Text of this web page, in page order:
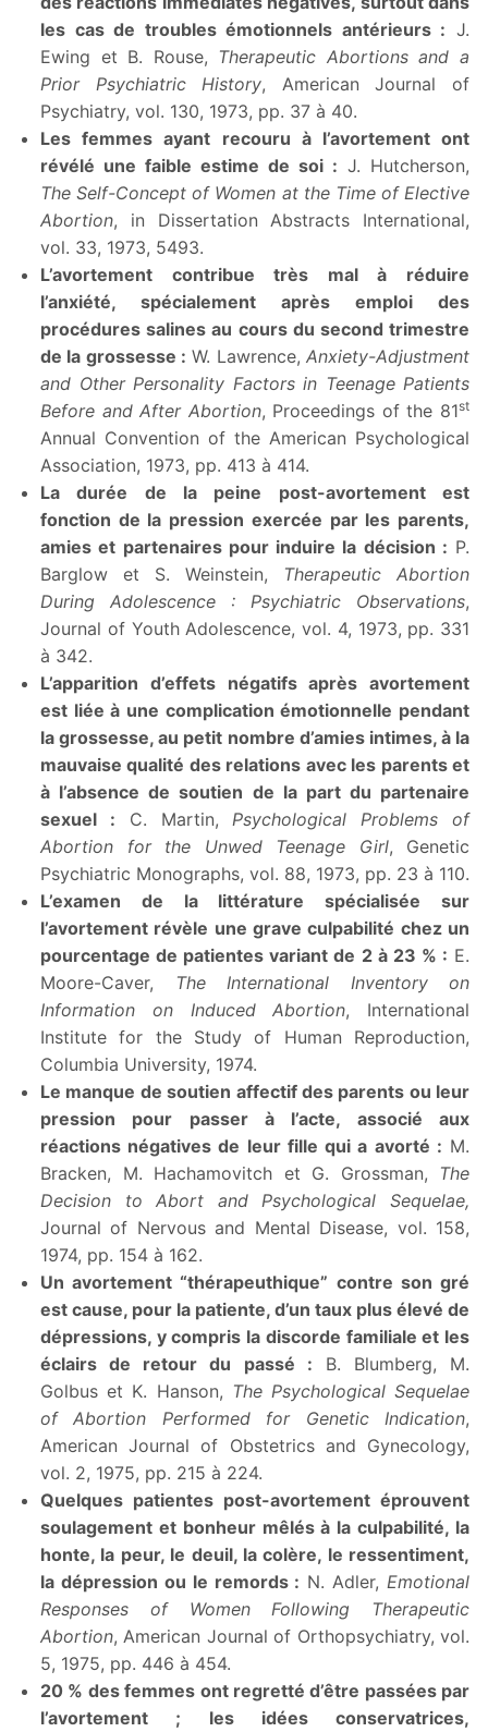
les cas de troubles émotionnels antérieurs : J.
Ewing et B. Rouse, Therapeutic Abortions and a
Prior Psychiatric History, American Journal of
Psychiatry, vol. 130, 1973, pp. 37 à 40.
Les femmes ayant recouru à l’avortement ont
révélé une faible estime de soi : J. Hutcherson,
The Self-Concept of Women at the Time of Elective
Abortion, in Dissertation Abstracts International,
vol. 33, 1973, 5493.
L’avortement contribue très mal à réduire
l’anxiété, spécialement après emploi des
procédures salines au cours du second trimestre
de la grossesse : W. Lawrence, Anxiety-Adjustment
and Other Personality Factors in Teenage Patients
Before and After Abortion, Proceedings of the 81st
Annual Convention of the American Psychological
Association, 1973, pp. 413 à 414.
La durée de la peine post-avortement est
fonction de la pression exercée par les parents,
amies et partenaires pour induire la décision : P.
Barglow et S. Weinstein, Therapeutic Abortion
During Adolescence : Psychiatric Observations,
Journal of Youth Adolescence, vol. 4, 1973, pp. 331
à 342.
L’apparition d’effets négatifs après avortement
est liée à une complication émotionnelle pendant
la grossesse, au petit nombre d’amies intimes, à la
mauvaise qualité des relations avec les parents et
à l’absence de soutien de la part du partenaire
sexuel : C. Martin, Psychological Problems of
Abortion for the Unwed Teenage Girl, Genetic
Psychiatric Monographs, vol. 88, 1973, pp. 23 à 110.
L’examen de la littérature spécialisée sur
l’avortement révèle une grave culpabilité chez un
pourcentage de patientes variant de 2 à 23 % : E.
Moore-Caver,
The International Inventory on
Information on Induced Abortion, International
Institute for the Study of Human Reproduction,
Columbia University, 1974.
Le manque de soutien affectif des parents ou leur
pression pour passer à l’acte, associé aux
réactions négatives de leur fille qui a avorté : M.
Bracken, M. Hachamovitch et G. Grossman, The
Decision to Abort and Psychological Sequelae,
Journal of Nervous and Mental Disease, vol. 158,
1974, pp. 154 à 162.
Un avortement “thérapeuthique” contre son gré
est cause, pour la patiente, d’un taux plus élevé de
dépressions, y compris la discorde familiale et les
éclairs de retour du passé : B. Blumberg, M.
Golbus et K. Hanson, The Psychological Sequelae
of Abortion Performed for Genetic Indication,
American Journal of Obstetrics and Gynecology,
vol. 2, 1975, pp. 215 à 224.
Quelques patientes post-avortement éprouvent
soulagement et bonheur mêlés à la culpabilité, la
honte, la peur, le deuil, la colère, le ressentiment,
la dépression ou le remords : N. Adler, Emotional
Responses of Women Following Therapeutic
Abortion, American Journal of Orthopsychiatry, vol.
5, 1975, pp. 446 à 454.
20 % des femmes ont regretté d’être passées par
l’avortement ; les idées conservatrices,